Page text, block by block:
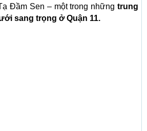
Đầm Sen – một trong những trung
sang trọng ở Quận 11.